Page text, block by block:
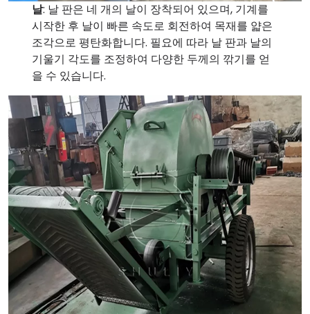
날: 날 판은 네 개의 날이 장착되어 있으며, 기계를
시작한 후 날이 빠른 속도로 회전하여 목재를 얇은
조각으로 평탄화합니다. 필요에 따라 날 판과 날의
기울기 각도를 조정하여 다양한 두께의 깎기를 얻
을 수 있습니다.